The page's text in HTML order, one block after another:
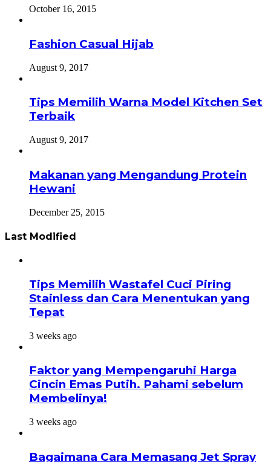
October 16, 2015
Fashion Casual Hijab
August 9, 2017
Tips Memilih Warna Model Kitchen Set
Terbaik
August 9, 2017
Makanan yang Mengandung Protein
Hewani
December 25, 2015
Last Modified
Tips Memilih Wastafel Cuci Piring
Stainless dan Cara Menentukan yang
Tepat
3 weeks ago
Faktor yang Mempengaruhi Harga
Cincin Emas Putih. Pahami sebelum
Membelinya!
3 weeks ago
Bagaimana Cara Memasang Jet Spray